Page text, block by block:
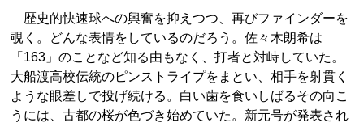
歴史的快速球への興奮を抑えつつ、再びファインダーを
覗く。どんな表情をしているのだろう。佐々木朗希は
「163」のことなど知る由もなく、打者と対峙していた。
大船渡高校伝統のピンストライプをまとい、相手を射貫く
ような眼差しで投げ続ける。白い歯を食いしばるその向こ
うには、古都の桜が色づき始めていた。新元号が発表され